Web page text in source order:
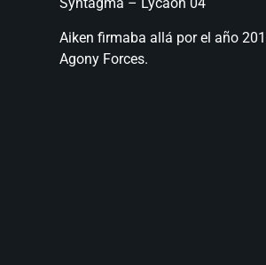
Aiken firmaba allá por el año
Agony Forces.